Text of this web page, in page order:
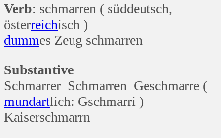
Verb: schmarren ( süddeutsch,
österreichisch )
dummes Zeug schmarren
Substantive
Schmarrer Schmarren Geschmarre (
mundartlich: Gschmarri )
Kaiserschmarrn